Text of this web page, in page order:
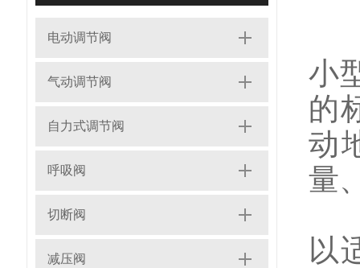
电动调节阀
气动调节阀
自力式调节阀
呼吸阀
切断阀
减压阀
小
的
动
量
以